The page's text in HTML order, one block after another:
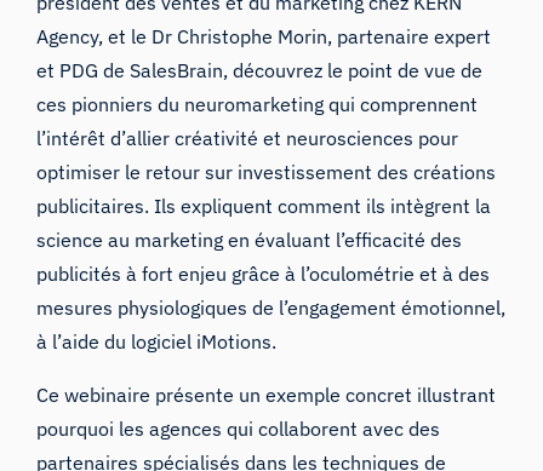
Agency, et le Dr Christophe Morin, partenaire expert
et PDG de SalesBrain, découvrez le point de vue de
ces pionniers du neuromarketing qui comprennent
l’intérêt d’allier créativité et neurosciences pour
optimiser le retour sur investissement des créations
publicitaires. Ils expliquent comment ils intègrent la
science au marketing en évaluant l’efficacité des
publicités à fort enjeu grâce à l’oculométrie et à des
mesures physiologiques de l’engagement émotionnel,
à l’aide du logiciel iMotions.
Ce webinaire présente un exemple concret illustrant
pourquoi les agences qui collaborent avec des
partenaires spécialisés dans les techniques de